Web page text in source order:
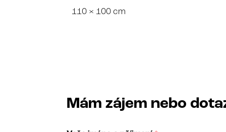
110 × 100 cm
Mám zájem nebo